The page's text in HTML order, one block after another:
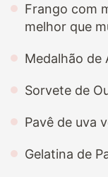
Frango com
melhor que
Medalhão de
Sorvete de
Pavê de uva
Gelatina de